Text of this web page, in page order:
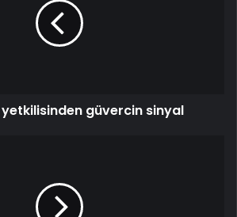
yetkilisinden güvercin sinyal